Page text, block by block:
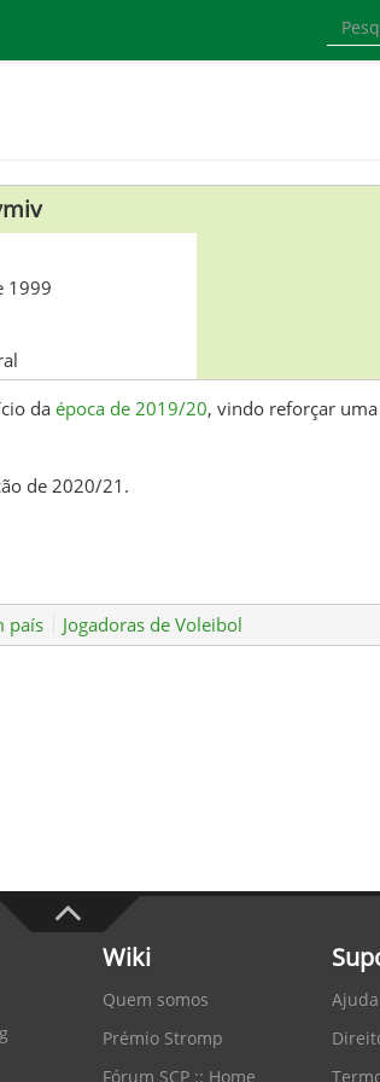
1999
da época de 2019/20, vindo reforçar
de 2020/21.
país Jogadoras de Voleibol
Wiki
Quem somos
Prémio Stromp
Fórum SCP :: Home
Ajuda